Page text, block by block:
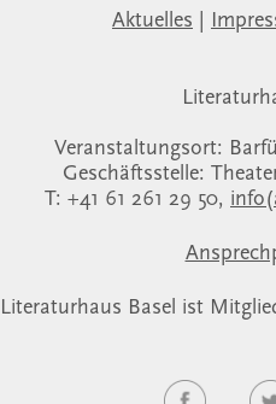
Aktuelles
Veranstaltungsort:
Geschäftsstelle:
T: +41 61 261 29 50,
Basel ist